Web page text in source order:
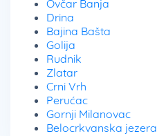
Ovčar Banja
Drina
Bajina Bašta
Golija
Rudnik
Zlatar
Crni Vrh
Perućac
Gornji Milanovac
Belocrkvanska jezera